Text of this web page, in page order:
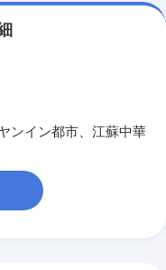
ンイン都市、江蘇中華